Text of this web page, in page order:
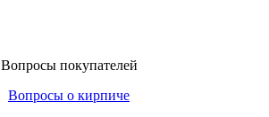
Вопросы покупателей
Вопросы о кирпиче